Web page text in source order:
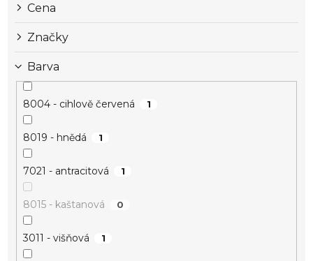
Cena
Značky
Barva
8004 - cihlově červená 1
8019 - hnědá 1
7021 - antracitová 1
8015 - kaštanová 0
3011 - višňová 1